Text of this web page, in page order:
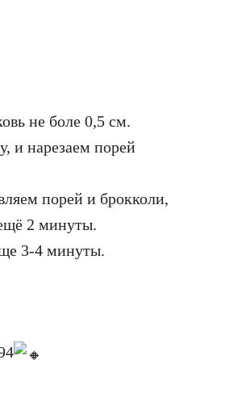
не боле 0,5 см.
и нарезаем порей
порей и брокколи,
2 минуты.
3-4 минуты.